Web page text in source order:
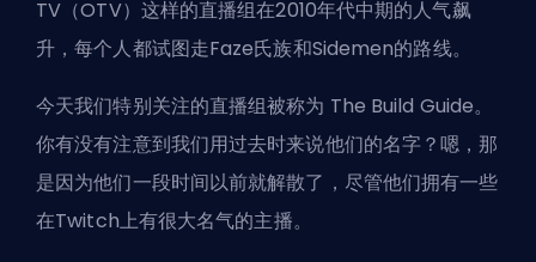
TV（OTV）这样的直播组在2010年代中期的人气飙
升，每个人都试图走Faze氏族和Sidemen的路线。
今天我们特别关注的直播组被称为 The Build Guide。
你有没有注意到我们用过去时来说他们的名字？嗯，那
是因为他们一段时间以前就解散了，尽管他们拥有一些
在Twitch上有很大名气的主播。